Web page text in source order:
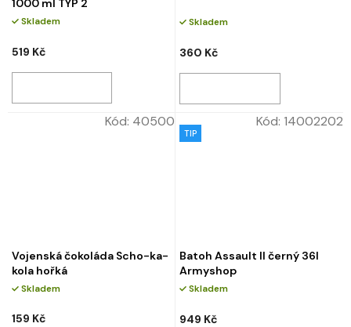
1000 ml TYP 2
Skladem
519 Kč
Skladem
360 Kč
Vojenská čokoláda Scho-ka-
kola hořká
Skladem
159 Kč
Kód: 40500
TIP
Batoh Assault II černý 36l
Armyshop
Skladem
949 Kč
Kód: 14002202